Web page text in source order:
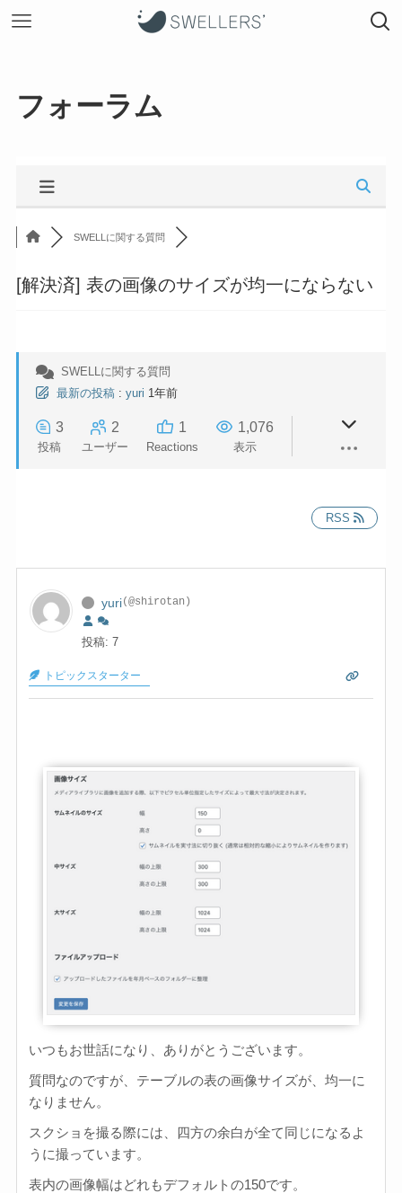
フォーラム
SWELLに関する質問
[解決済] 表の画像のサイズが均一にならない
SWELLに関する質問
最新の投稿 : yuri 1年前
3
投稿
2
ユーザー
1
Reactions
1,076
表示
RSS
yuri(@shirotan)
投稿: 7
トピックスターター
いつもお世話になり、ありがとうございます。
質問なのですが、テーブルの表の画像サイズが、均一に
なりません。
スクショを撮る際には、四方の余白が全て同じになるよ
うに撮っています。
表内の画像幅はどれもデフォルトの150です。